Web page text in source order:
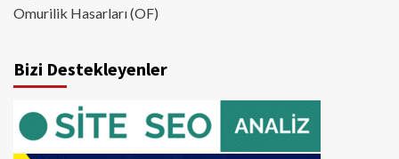
Omurilik Hasarları (OF)
Bizi Destekleyenler